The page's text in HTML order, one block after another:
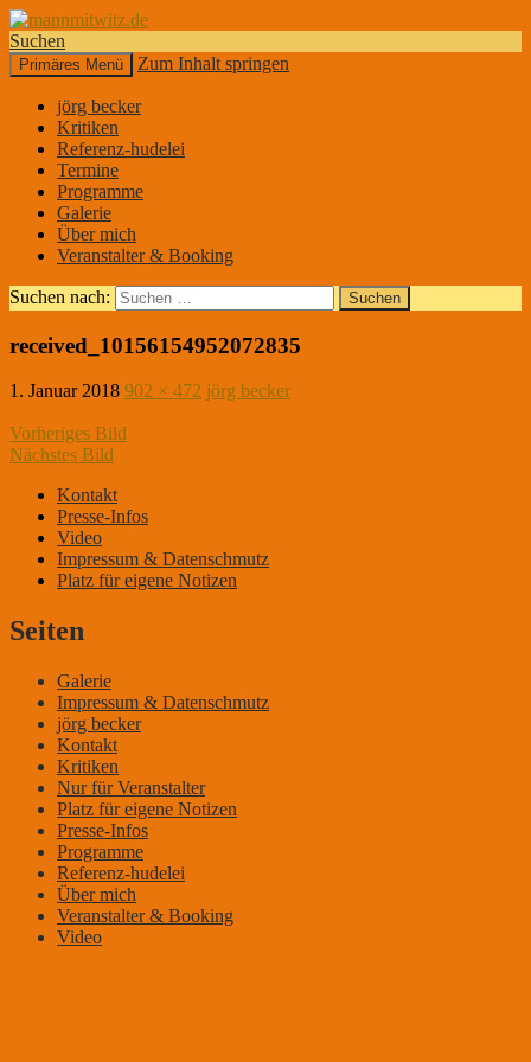
mannmitwitz.de
Suchen
Primäres Menü Zum Inhalt springen
jörg becker
Kritiken
Referenz-hudelei
Termine
Programme
Galerie
Über mich
Veranstalter & Booking
Suchen nach:
received_10156154952072835
1. Januar 2018 902 × 472 jörg becker
Vorheriges Bild
Nächstes Bild
DER KLEINE MANN MIT DEM WITZ
Kontakt
Presse-Infos
Video
Impressum & Datenschmutz
Platz für eigene Notizen
Seiten
Galerie
Impressum & Datenschmutz
jörg becker
Kontakt
Kritiken
Nur für Veranstalter
Platz für eigene Notizen
Presse-Infos
Programme
Referenz-hudelei
Über mich
Veranstalter & Booking
Video